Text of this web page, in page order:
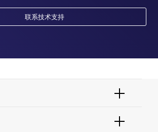
联系技术支持